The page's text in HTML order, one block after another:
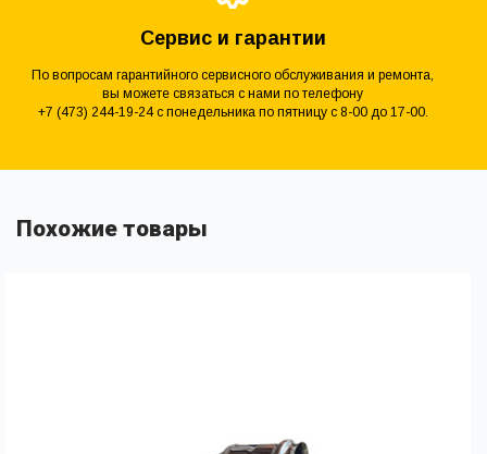
Сервис и гарантии
По вопросам гарантийного сервисного обслуживания и ремонта,
вы можете связаться с нами по телефону
+7 (473) 244-19-24 с понедельника по пятницу с 8-00 до 17-00.
Похожие товары